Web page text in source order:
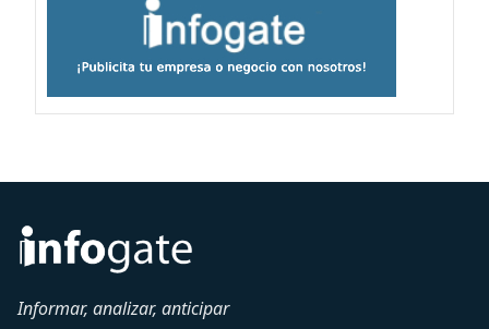
Informar, analizar, anticipar